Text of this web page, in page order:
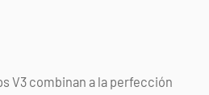
V3 combinan a la perfección